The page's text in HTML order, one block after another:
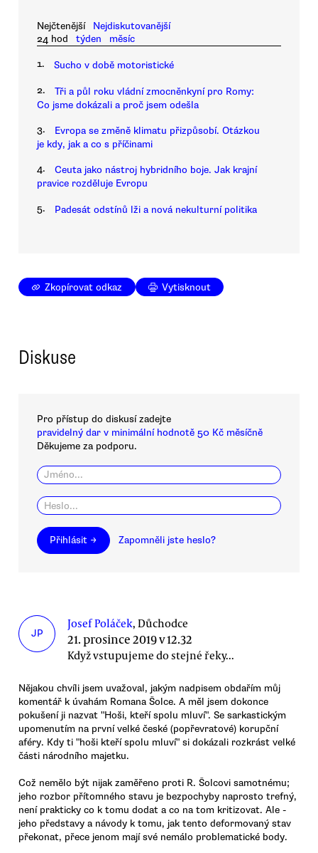
Nejčtenější
Nejdiskutovanější
24 hod
týden měsíc
1. Sucho v době motoristické
2.
Tři a půl roku vládní zmocněnkyní pro Romy:
Co jsme dokázali a proč jsem odešla
3.
Evropa se změně klimatu přizpůsobí. Otázkou
je kdy, jak a co s příčinami
4.
Ceuta jako nástroj hybridního boje. Jak krajní
pravice rozděluje Evropu
5. Padesát odstínů lži a nová nekulturní politika
Zkopírovat odkaz Vytisknout
Diskuse
Pro přístup do diskusí zadejte
pravidelný dar v minimální hodnotě 50 Kč měsíčně
Děkujeme za podporu.
Přihlásit → Zapomněli jste heslo?
JP
Josef Poláček, Důchodce
21. prosince 2019 v 12.32
Když vstupujeme do stejné řeky...
Nějakou chvíli jsem uvažoval, jakým nadpisem obdařím můj
komentář k úvahám Romana Šolce. A měl jsem dokonce
pokušení ji nazvat "Hoši, kteří spolu mluví". Se sarkastickým
upomenutím na první velké české (popřevratové) korupční
aféry. Kdy ti "hoši kteří spolu mluví" si dokázali rozkrást velké
části národního majetku.
Což nemělo být nijak zaměřeno proti R. Šolcovi samotnému;
jeho rozbor přítomného stavu je bezpochyby naprosto trefný,
není prakticky co k tomu dodat a co na tom kritizovat. Ale -
jeho představy a návody k tomu, jak tento deformovaný stav
překonat, přece jenom mají své nemálo problematické body.